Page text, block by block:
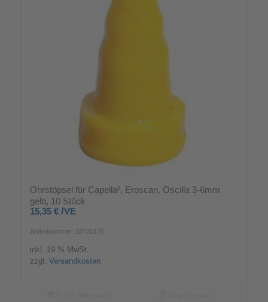
Ohrstöpsel für Capella², Eroscan, Oscilla 3-6mm
gelb, 10 Stück
15,35 € /VE
Artikelnummer: 28720175
inkl. 19 % MwSt.
zzgl. Versandkosten